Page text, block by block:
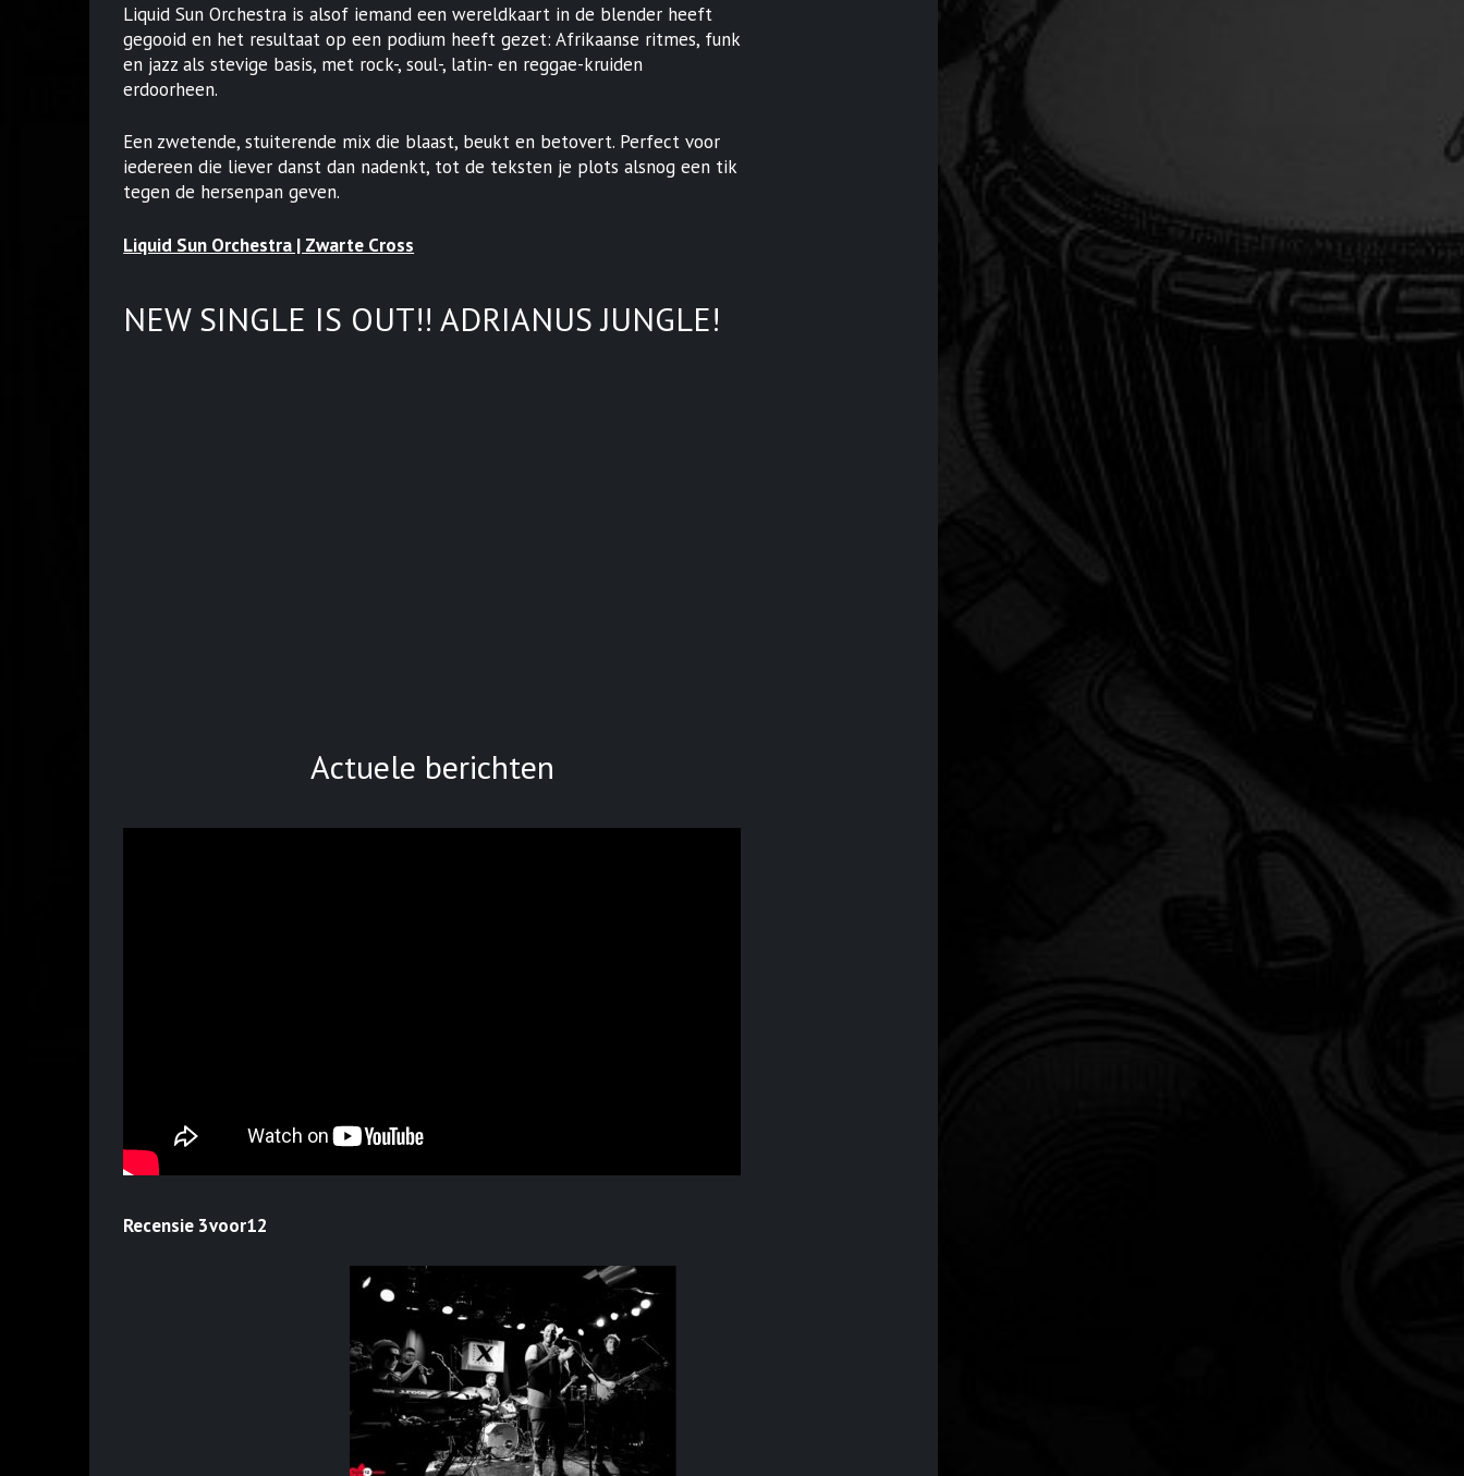
Liquid Sun Orchestra is alsof iemand een wereldkaart in de blender heeft
gegooid en het resultaat op een podium heeft gezet: Afrikaanse ritmes, funk
en jazz als stevige basis, met rock-, soul-, latin- en reggae-kruiden
erdoorheen.
Een zwetende, stuiterende mix die blaast, beukt en betovert. Perfect voor
iedereen die liever danst dan nadenkt, tot de teksten je plots alsnog een tik
tegen de hersenpan geven.
Liquid Sun Orchestra | Zwarte Cross
NEW SINGLE IS OUT!! ADRIANUS JUNGLE!
Actuele berichten
Recensie 3voor12